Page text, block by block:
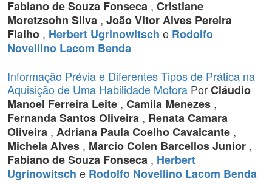
Fabiano de Souza Fonseca , Cristiane
Moretzsohn Silva , João Vitor Alves Pereira
Fialho , Herbert Ugrinowitsch e Rodolfo
Novellino Lacom Benda
Informação Prévia e Diferentes Tipos de Prática na
Aquisição de Uma Habilidade Motora PorCláudio
Manoel Ferreira Leite , Camila Menezes ,
Fernanda Santos Oliveira , Renata Camara
Oliveira , Adriana Paula Coelho Cavalcante ,
Michela Alves , Marcio Colen Barcellos Junior ,
Fabiano de Souza Fonseca , Herbert
Ugrinowitsch e Rodolfo Novellino Lacom Benda